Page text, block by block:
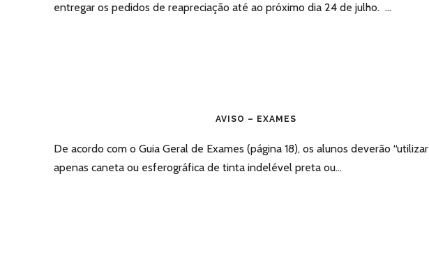
entregar os pedidos de reapreciação até ao próximo dia 24 de julho. ...
AVISO – EXAMES
De acordo com o Guia Geral de Exames (página 18), os alunos deverão “utilizar
apenas caneta ou esferográfica de tinta indelével preta ou...